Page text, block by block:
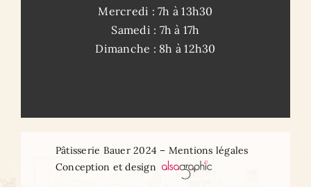
Mercredi : 7h à 13h30
Samedi : 7h à 17h
Dimanche : 8h à 12h30
Pâtisserie Bauer 2024 – Mentions légales
Conception et design